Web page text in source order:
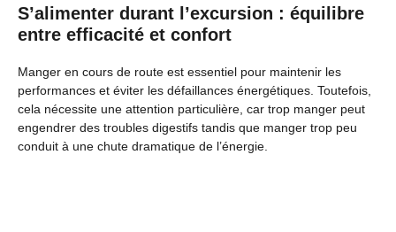
S’alimenter durant l’excursion : équilibre
entre efficacité et confort
Manger en cours de route est essentiel pour maintenir les
performances et éviter les défaillances énergétiques. Toutefois,
cela nécessite une attention particulière, car trop manger peut
engendrer des troubles digestifs tandis que manger trop peu
conduit à une chute dramatique de l’énergie.